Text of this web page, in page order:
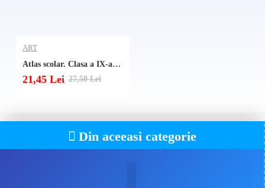
ART
Atlas scolar. Clasa a IX-a (Pamantul - planeta oamenilor. Elemente de geografie fizica)
21,45 Lei 27,50 Lei
Din aceeasi categorie